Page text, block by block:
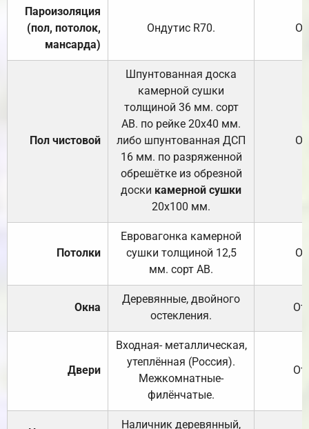
Пароизоляция
(пол, потолок,
мансарда)
Ондутис R70.
Пол чистовой
Шпунтованная доска
камерной сушки
толщиной 36 мм. сорт
АВ. по рейке 20х40 мм.
либо шпунтованная ДСП
16 мм. по разряженной
обрешётке из обрезной
доски камерной сушки
20х100 мм.
Потолки
Евровагонка камерной
сушки толщиной 12,5
мм. сорт АВ.
Окна
Деревянные, двойного
остекления.
Двери
Входная- металлическая,
утеплённая (Россия).
Межкомнатные-
филёнчатые.
Наличник деревянный,